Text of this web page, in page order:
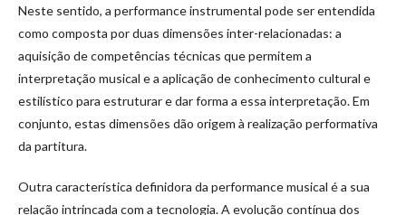
Neste sentido, a performance instrumental pode ser entendida
como composta por duas dimensões inter-relacionadas: a
aquisição de competências técnicas que permitem a
interpretação musical e a aplicação de conhecimento cultural e
estilístico para estruturar e dar forma a essa interpretação. Em
conjunto, estas dimensões dão origem à realização performativa
da partitura.
Outra característica definidora da performance musical é a sua
relação intrincada com a tecnologia. A evolução contínua dos